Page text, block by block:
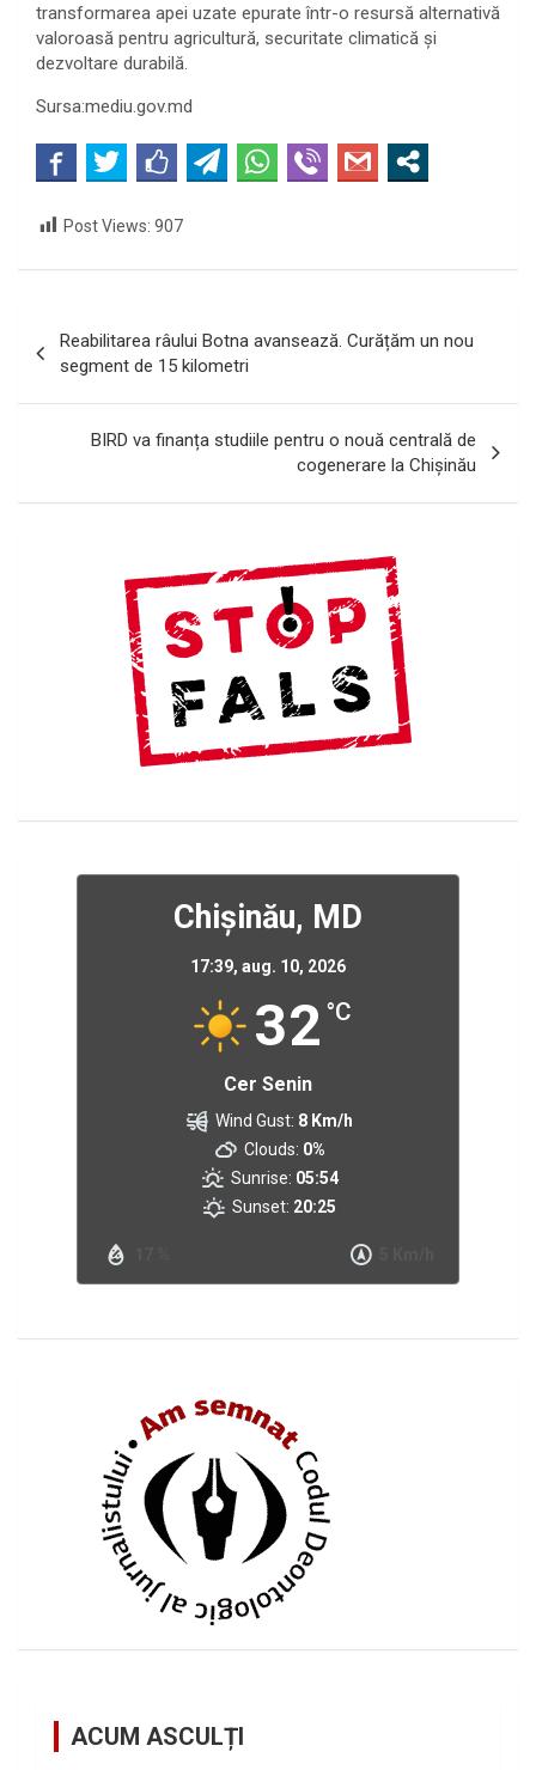
transformarea apei uzate epurate într-o resursă alternativă
valoroasă pentru agricultură, securitate climatică și
dezvoltare durabilă.
Sursa:mediu.gov.md
Post Views: 907
în
articole
Reabilitarea râului Botna avansează. Curățăm un nou
segment de 15 kilometri
BIRD va finanța studiile pentru o nouă centrală de
cogenerare la Chișinău
Chișinău, MD
17:39, aug. 10, 2026
32 °C
Cer Senin
Wind Gust: 8 Km/h
Clouds: 0%
Sunrise: 05:54
Sunset: 20:25
ACUM ASCULȚI